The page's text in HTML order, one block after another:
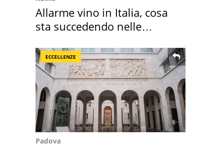
Allarme vino in Italia, cosa
sta succedendo nelle
ECCELLENZE
Padova